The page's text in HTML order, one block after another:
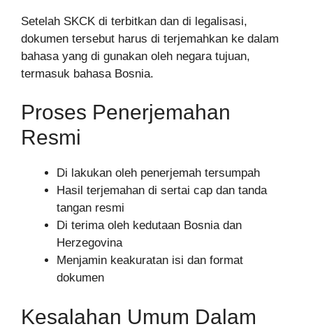
Setelah SKCK di terbitkan dan di legalisasi,
dokumen tersebut harus di terjemahkan ke dalam
bahasa yang di gunakan oleh negara tujuan,
termasuk bahasa Bosnia.
Proses Penerjemahan
Resmi
Di lakukan oleh penerjemah tersumpah
Hasil terjemahan di sertai cap dan tanda
tangan resmi
Di terima oleh kedutaan Bosnia dan
Herzegovina
Menjamin keakuratan isi dan format
dokumen
Kesalahan Umum Dalam